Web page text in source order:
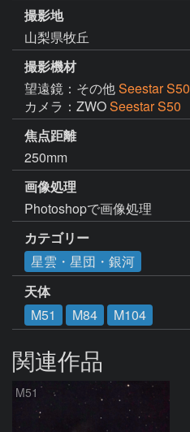
撮影地
山梨県牧丘
撮影機材
望遠鏡：その他Seestar S50
カメラ：ZWOSeestar S50
焦点距離
250mm
画像処理
Photoshopで画像処理
カテゴリー
星雲・星団・銀河
天体
M51
M84 M104
関連作品
M51